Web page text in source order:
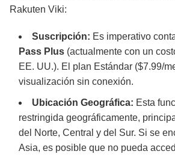
Rakuten Viki:
Suscripción: Es imperativo
Pass Plus (actualmente con un
EE. UU.). El plan Estándar ($7.99/
visualización sin conexión.
Ubicación Geográfica: Esta
restringida geográficamente,
del Norte, Central y del Sur. Si se
Asia, es posible que no pueda